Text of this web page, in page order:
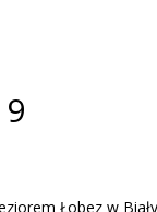
Łobez w